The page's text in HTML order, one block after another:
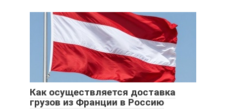
Как осуществляется доставка
грузов из Франции в Россию